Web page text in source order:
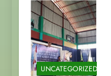
UNCATEGORIZED